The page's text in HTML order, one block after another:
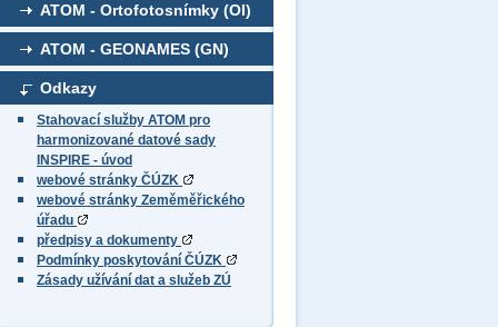
ATOM - Ortofotosnímky (OI)
ATOM - GEONAMES (GN)
Odkazy
Stahovací služby ATOM pro
harmonizované datové sady
INSPIRE - úvod
webové stránky ČÚZK
webové stránky Zeměměřického
úřadu
předpisy a dokumenty
Podmínky poskytování ČÚZK
Zásady užívání dat a služeb ZÚ